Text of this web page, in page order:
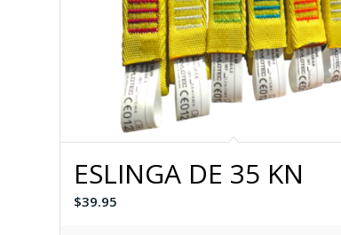
ESLINGA DE 35 KN
$39.95